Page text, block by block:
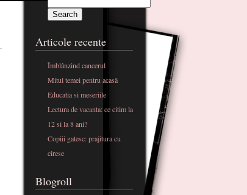
Articole recente
Îmblânzind cancerul
Mitul temei pentru acasă
Educatia si meseriile
Lectura de vacanta: ce citim la
12 si la 8 ani?
Copiii gatesc: prajitura cu
cirese
Blogroll